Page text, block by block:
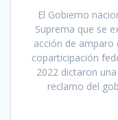
El Gobierno
Suprema que se
acción de amparo
coparticipación
2022 dictaron
reclamo del